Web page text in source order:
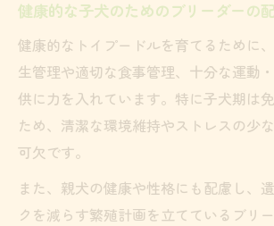
健康的な子犬のためのブリーダーの
健康的なトイプードルを育てるために
生管理や適切な食事管理、十分な運動
供に力を入れています。特に子犬期は
ため、清潔な環境維持やストレスの少
可欠です。
また、親犬の健康や性格にも配慮し、
クを減らす繁殖計画を立てているブリ